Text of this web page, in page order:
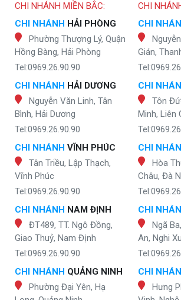
CHI NHÁNH MIỀN BẮC:
CHI NHÁNH HẢI PHÒNG
Phường Thượng Lý, Quận
Hồng Bàng, Hải Phòng
Tel:0969.26.90.90
CHI NHÁNH HẢI DƯƠNG
Nguyễn Văn Linh, Tân
Bình, Hải Dương
Tel:0969.26.90.90
CHI NHÁNH VĨNH PHÚC
Tân Triều, Lập Thạch,
Vĩnh Phúc
Tel:0969.26.90.90
CHI NHÁNH NAM ĐỊNH
ĐT489, TT. Ngô Đồng,
Giao Thuỷ, Nam Định
Tel:0969.26.90.90
CHI NHÁNH QUẢNG NINH
Phường Đại Yên, Hạ
CHI
CHI
Gián,
CHI
Tôn
Minh, Liên
CHI
Hòa
Châu, Đà
CHI
Ngã
An, Nghi
CHI
Hưng